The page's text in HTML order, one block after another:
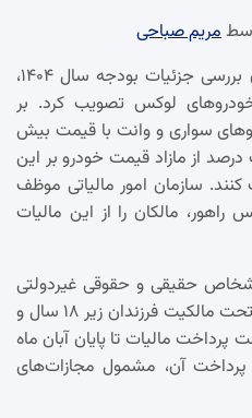
مریم صباحی
مجلس شورای اسلامی در جریان بررسی جزئیات بودجه سال ۱۴۰۴،
لوکس تصویب کرد. بر
سواری و وانت با قیمت بیش
یک درصد از مازاد قیمت خودرو بر این
کنند. سازمان امور مالیاتی موظف
راهور، مالکان را از این مالیات
حقیقی و حقوقی غیردولتی
الزامی است و شامل خودروهای تحت مالکیت فرزندان زیر ۱۸ سال و
مالیات تا پایان آبان ماه
پرداخت آن، مشمول مجازات‌های